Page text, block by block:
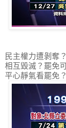
民主權力遭剝奪
相互毀滅？罷免
平心靜氣看罷免？